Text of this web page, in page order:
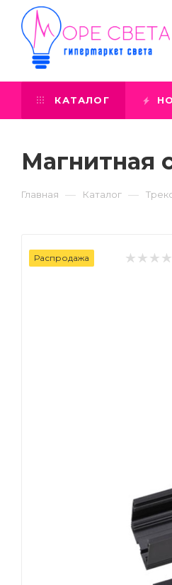
КАТАЛОГ
Магнитная
Главная — Каталог —
Распродажа